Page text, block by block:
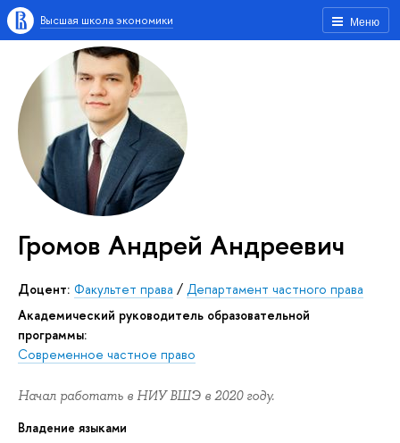
Меню
Высшая школа экономики
Громов Андрей Андреевич
доцент: Факультет права / Департамент частного права
Академический руководитель образовательной
программы:
Современное частное право
Начал работать в НИУ ВШЭ в 2020 году.
Владение языками